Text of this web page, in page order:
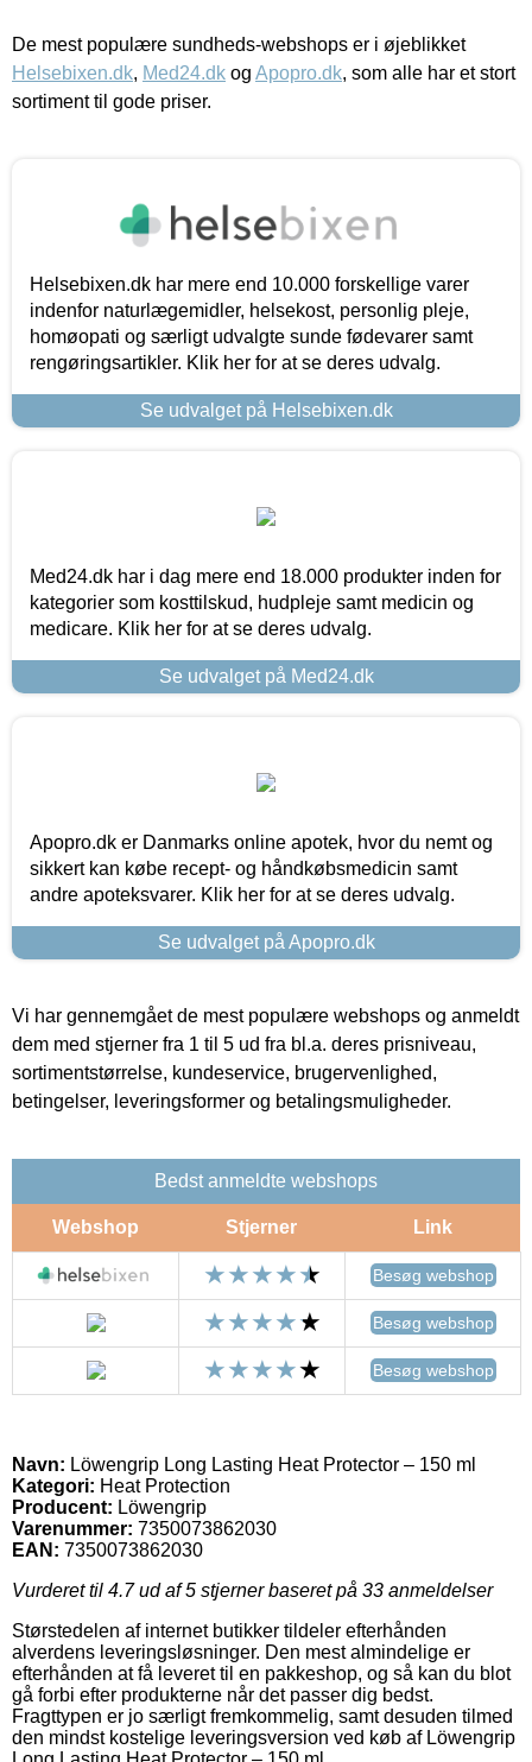
De mest populære sundheds-webshops er i øjeblikket
Helsebixen.dk, Med24.dk og Apopro.dk, som alle har et stort
sortiment til gode priser.
Helsebixen.dk har mere end 10.000 forskellige varer
indenfor naturlægemidler, helsekost, personlig pleje,
homøopati og særligt udvalgte sunde fødevarer samt
rengøringsartikler. Klik her for at se deres udvalg.
Se udvalget på Helsebixen.dk
Med24.dk har i dag mere end 18.000 produkter inden for
kategorier som kosttilskud, hudpleje samt medicin og
medicare. Klik her for at se deres udvalg.
Se udvalget på Med24.dk
Apopro.dk er Danmarks online apotek, hvor du nemt og
sikkert kan købe recept- og håndkøbsmedicin samt
andre apoteksvarer. Klik her for at se deres udvalg.
Se udvalget på Apopro.dk
Vi har gennemgået de mest populære webshops og anmeldt
dem med stjerner fra 1 til 5 ud fra bl.a. deres prisniveau,
sortimentstørrelse, kundeservice, brugervenlighed,
betingelser, leveringsformer og betalingsmuligheder.
Bedst anmeldte webshops
Webshop Stjerner Link
Besøg webshop
Besøg webshop
Besøg webshop
Navn: Löwengrip Long Lasting Heat Protector – 150 ml
Kategori: Heat Protection
Producent: Löwengrip
Varenummer: 7350073862030
EAN: 7350073862030
Vurderet til 4.7ud af 5 stjerner baseret på 33 anmeldelser
Størstedelen af internet butikker tildeler efterhånden
alverdens leveringsløsninger. Den mest almindelige er
efterhånden at få leveret til en pakkeshop, og så kan du blot
gå forbi efter produkterne når det passer dig bedst.
Fragttypen er jo særligt fremkommelig, samt desuden tilmed
den mindst kostelige leveringsversion ved køb af Löwengrip